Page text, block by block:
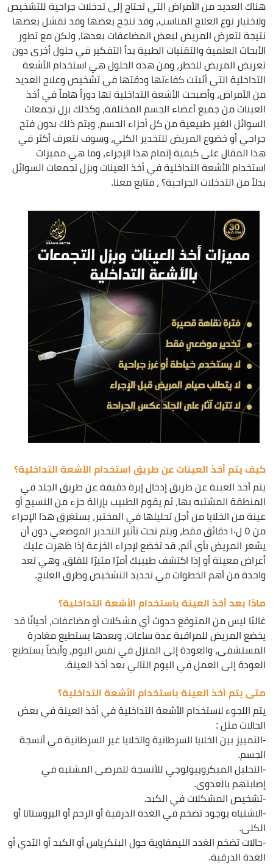
هناك العديد من الأمراض التي تحتاج إلى تدخلات جراحية للتشخيص
ولاختيار نوع العلاج المناسب، وقد تنجح بعضها وقد تفشل بعضها
نتيجة لتعرض المريض لبعض المضاعفات بعدها، ولكن مع تطور
الأبحاث العلمية والتقنيات الطبية بدأ التفكير في حلول أخرى دون
تعريض المريض للخطر، ومن هذه الحلول هي استخدام الأشعة
التداخلية التي أثبتت كفاءتها ودقتها في تشخيص وعلاج العديد
من الأمراض، وأصبحت الأشعة التداخلية لها دوراً هاماً في أخذ
العينات من جميع أعضاء الجسم المختلفة، وكذلك بزل تجمعات
السوائل الغير طبيعية من كل أجزاء الجسم، ويتم ذلك بدون فتح
جراحي أو خضوع المريض للتخدير الكلي، وسوف نتعرف أكثر في
هذا المقال على كيفية إتمام هذا الإجراء، وما هي مميزات
استخدام الأشعة التداخلية في أخذ العينات وبزل تجمعات السوائل
بدلاً من التدخلات الجراحية؟ ، فتابع معنا.
كيف يتم أخذ العينات عن طريق استخدام الأشعة التداخلية؟
يتم أخذ العينة عن طريق إدخال إبرة دقيقة عن طريق الجلد في
المنطقة المشتبه بها، ثم يقوم الطبيب بإزالة جزء من النسيج أو
عينة من الخلايا من أجل تحليلها في المختبر، يستغرق هذا الإجراء
من ٥ ل١٠ دقائق فقط، ويتم تحت تأثير التخدير الموضعي دون أن
يشعر المريض بأي ألم، قد تخضع لإجراء الخزعة إذا ظهرت عليك
أعراض معينة أو إذا اكتشف طبيبك أمرًا مثيرًا للقلق، وهي تعد
واحدة من أهم الخطوات في تحديد التشخيص وطرق العلاج.
ماذا بعد أخذ العينة باستخدام الأشعة التداخلية؟
غالبًا ليس من المتوقع حدوث أي مشكلات أو مضاعفات، أحيانًا قد
يخضع المريض للمراقبة عدة ساعات، وبعدها يستطيع مغادرة
المستشفى، والعودة إلى المنزل في نفس اليوم، وأيضاً يستطيع
العودة إلى العمل في اليوم التالي بعد أخذ العينة.
متى يتم أخذ العينة باستخدام الأشعة التداخلية؟
يتم اللجوء لاستخدام الأشعة التداخلية في أخذ العينة في بعض
الحالات مثل :
-التمييز بين الخلايا السرطانية والخلايا غير السرطانية في أنسجة
الجسم.
-التحليل الميكروبيولوجي للأنسجة للمرضى المشتبه في
إصابتهم بالعدوى.
-تشخيص المشكلات في الكبد.
-الاشتباه بوجود تضخم في الغدة الدرقية أو الرحم أو البروستاتا أو
الكلى.
-حالات تضخم الغدد الليمفاوية حول البنكرياس أو الكبد أو الثدي أو
الغدة الدرقية.